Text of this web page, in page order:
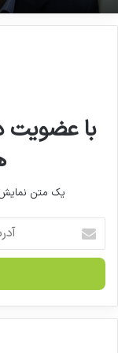
سوءمدیریت
مشکل کمبود
با عضویت
یک متن
ر
ا
ی
م